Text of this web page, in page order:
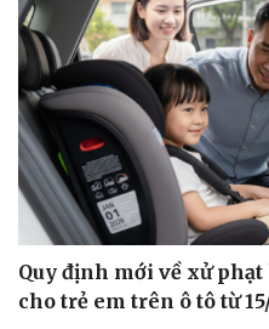
Quy định mới về xử
cho trẻ em trên ô tô từ